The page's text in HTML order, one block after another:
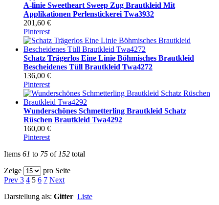
A-linie Sweetheart Sweep Zug Brautkleid Mit
Applikationen Perlenstickerei Twa3932
201,60 €
Pinterest
Schatz Trägerlos Eine Linie Böhmisches Brautkleid
Bescheidenes Tüll Brautkleid Twa4272
136,00 €
Pinterest
Wunderschönes Schmetterling Brautkleid Schatz
Rüschen Brautkleid Twa4292
160,00 €
Pinterest
Items 61 to 75 of 152 total
Zeige
pro Seite
Prev 3 4 5 6 7 Next
Darstellung als: Gitter Liste